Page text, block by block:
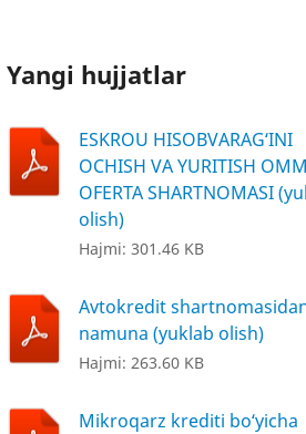
Yangi hujjatlar
ESKROU HISOBVARAG‘INI
OCHISH VA YURITISH
OFERTA SHARTNOMASI
olish)
Hajmi: 301.46 KB
Avtokredit
namuna (yuklab olish)
Hajmi: 263.60 KB
Mikroqarz krediti bo‘yicha